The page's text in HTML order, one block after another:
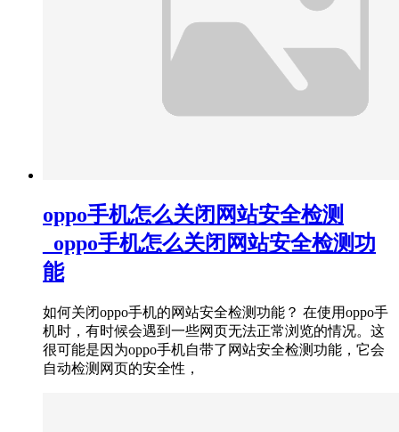
oppo手机怎么关闭网站安全检测
_oppo手机怎么关闭网站安全检测功
能
如何关闭oppo手机的网站安全检测功能？ 在使用oppo手
机时，有时候会遇到一些网页无法正常浏览的情况。这
很可能是因为oppo手机自带了网站安全检测功能，它会
自动检测网页的安全性，